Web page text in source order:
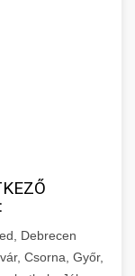
Debrecen
Csorna, Győr,